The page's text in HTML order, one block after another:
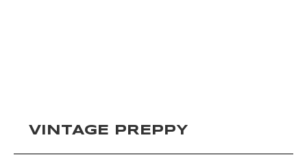
VINTAGE PREPPY